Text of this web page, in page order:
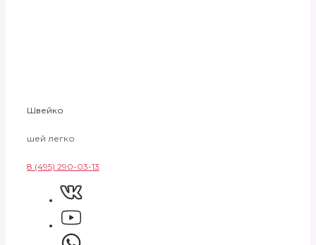
Швейко
шей легко
8 (495) 290-03-13